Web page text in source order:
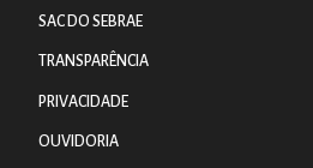
SAC DO SEBRAE
TRANSPARÊNCIA
PRIVACIDADE
OUVIDORIA